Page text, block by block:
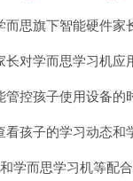
而思旗下智能硬件家
长对学而思学习机应
管控孩子使用设备的
看孩子的学习动态和
学而思学习机等配